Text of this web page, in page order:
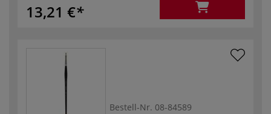
13,21 €
Bestell-Nr. 08-84589